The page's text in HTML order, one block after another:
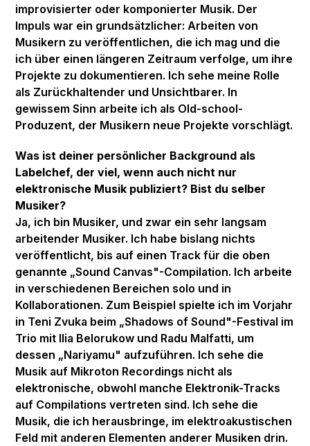
improvisierter oder komponierter Musik. Der
Impuls war ein grundsätzlicher: Arbeiten von
Musikern zu veröffentlichen, die ich mag und die
ich über einen längeren Zeitraum verfolge, um ihre
Projekte zu dokumentieren. Ich sehe meine Rolle
als Zurückhaltender und Unsichtbarer. In
gewissem Sinn arbeite ich als Old-school-
Produzent, der Musikern neue Projekte vorschlägt.
Was ist deiner persönlicher Background als
Labelchef, der viel, wenn auch nicht nur
elektronische Musik publiziert? Bist du selber
Musiker?
Ja, ich bin Musiker, und zwar ein sehr langsam
arbeitender Musiker. Ich habe bislang nichts
veröffentlicht, bis auf einen Track für die oben
genannte „Sound Canvas"-Compilation. Ich arbeite
in verschiedenen Bereichen solo und in
Kollaborationen. Zum Beispiel spielte ich im Vorjahr
in Teni Zvuka beim „Shadows of Sound"-Festival im
Trio mit llia Belorukow und Radu Malfatti, um
dessen „Nariyamu" aufzuführen. Ich sehe die
Musik auf Mikroton Recordings nicht als
elektronische, obwohl manche Elektronik-Tracks
auf Compilations vertreten sind. Ich sehe die
Musik, die ich herausbringe, im elektroakustischen
Feld mit anderen Elementen anderer Musiken drin.